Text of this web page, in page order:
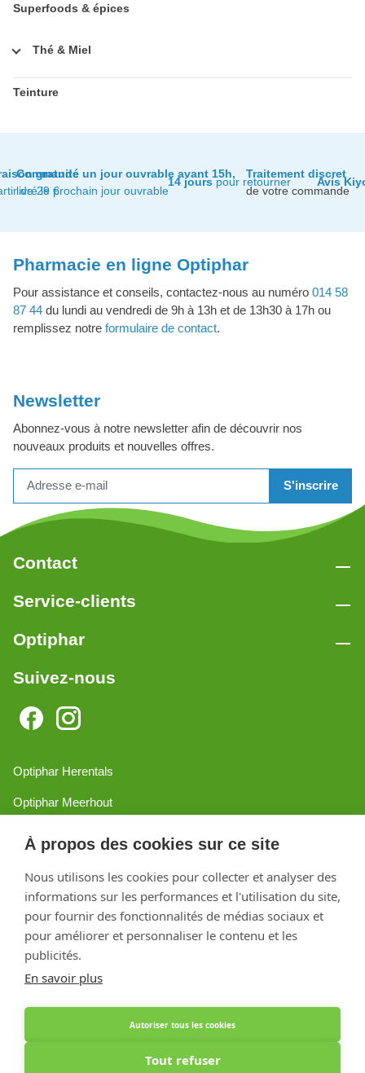
À propos des cookies sur ce site
Nous utilisons les cookies pour collecter et analyser des
informations sur les performances et l'utilisation du site,
pour fournir des fonctionnalités de médias sociaux et
pour améliorer et personnaliser le contenu et les
publicités.
En savoir plus
Autoriser tous les cookies
Tout refuser
Superfoods & épices
Thé & Miel
Teinture
gratuite
de 29 €
Commandé un jour ouvrable avant 15h,
livré le prochain jour ouvrable
14 jourspour retourner
Traitement discret
de votre commande
Avis
Pharmacie en ligne Optiphar
Pour assistance et conseils, contactez-nous au numéro 014 58
87 44 du lundi au vendredi de 9h à 13h et de 13h30 à 17h ou
remplissez notre formulaire de contact.
Newsletter
Abonnez-vous à notre newsletter afin de découvrir nos
nouveaux produits et nouvelles offres.
S'inscrire
Contact
Service-clients
Optiphar
Suivez-nous
Optiphar Herentals
Optiphar Meerhout
Optiphar Geel - Dr. van de Perrestraat
Optiphar Turnhout
Optiphar Mol